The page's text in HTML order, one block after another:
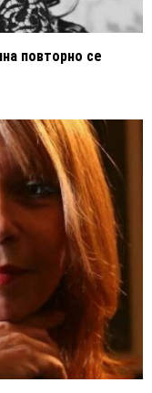
повторно се